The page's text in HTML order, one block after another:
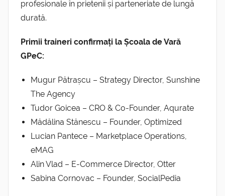
profesionale în prietenii și parteneriate de lungă
durată.
Primii traineri confirmați la Școala de Vară
GPeC:
Mugur Pătrașcu – Strategy Director, Sunshine
The Agency
Tudor Goicea – CRO & Co-Founder, Aqurate
Mădălina Stănescu – Founder, Optimized
Lucian Pantece – Marketplace Operations,
eMAG
Alin Vlad – E-Commerce Director, Otter
Sabina Cornovac – Founder, SocialPedia